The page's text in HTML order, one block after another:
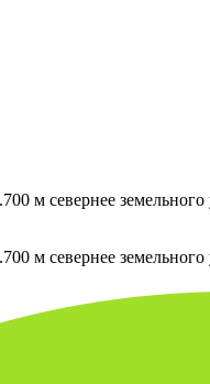
м севернее
м севернее